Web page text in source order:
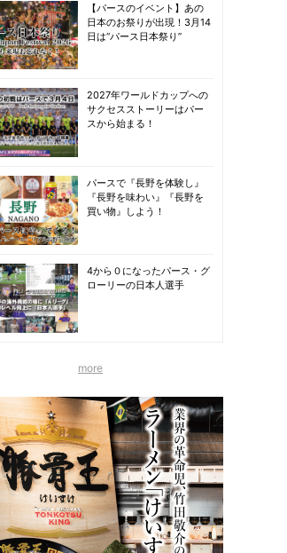
【パースのイベント】あの
日本のお祭りが出現！3月14
日は“パース日本祭り”
2027年ワールドカップへの
サクセスストーリーはパー
スから始まる！
パースで『長野を体験し』
『長野を味わい』『長野を
買い物』しよう！
4から０になったパース・グ
ローリーの日本人選手
more